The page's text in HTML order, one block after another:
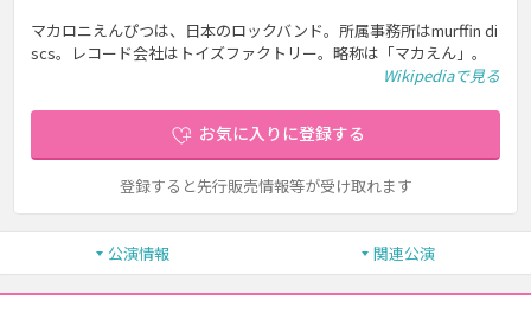
マカロニえんぴつは、日本のロックバンド。所属事務所はmurffin di
scs。レコード会社はトイズファクトリー。略称は「マカえん」。
Wikipediaで見る
お気に入りに登録する
登録すると先行販売情報等が受け取れます
公演情報 関連公演